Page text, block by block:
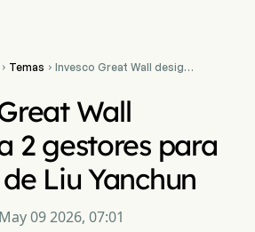
 Temas  Invesco Great Wall designa
Wall
2 gestores para
Liu Yanchun
May 09 2026, 07:01